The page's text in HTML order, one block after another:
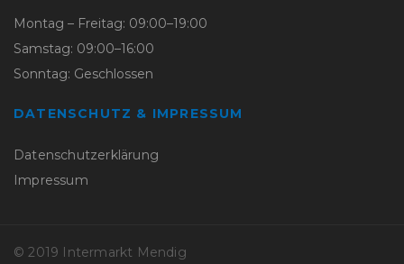
Montag – Freitag: 09:00–19:00
Samstag: 09:00–16:00
Sonntag: Geschlossen
DATENSCHUTZ & IMPRESSUM
Datenschutzerklärung
Impressum
© 2019 Intermarkt Mendig